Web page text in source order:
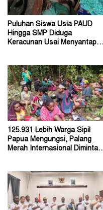
Puluhan Siswa Usia PAUD
Hingga SMP Diduga
Keracunan Usai Menyantap
125.931 Lebih Warga Sipil
Papua Mengungsi, Palang
Merah Internasional Diminta